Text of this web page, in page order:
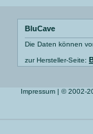
BluCave
Die Daten können
zur Hersteller-Seite:
Impressum | © 2002-